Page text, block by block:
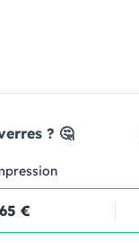
? 🤔
€